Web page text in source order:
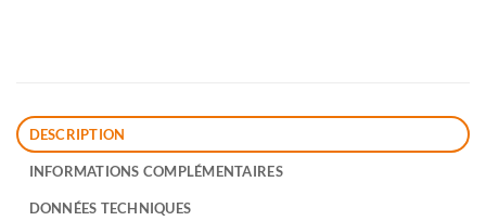
DESCRIPTION
INFORMATIONS COMPLÉMENTAIRES
DONNÉES TECHNIQUES